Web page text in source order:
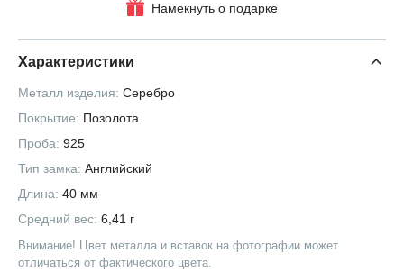
Намекнуть о подарке
Характеристики
Металл изделия: Серебро
Покрытие: Позолота
Проба: 925
Тип замка: Английский
Длина: 40 мм
Средний вес: 6,41 г
Внимание! Цвет металла и вставок на фотографии может
отличаться от фактического цвета.